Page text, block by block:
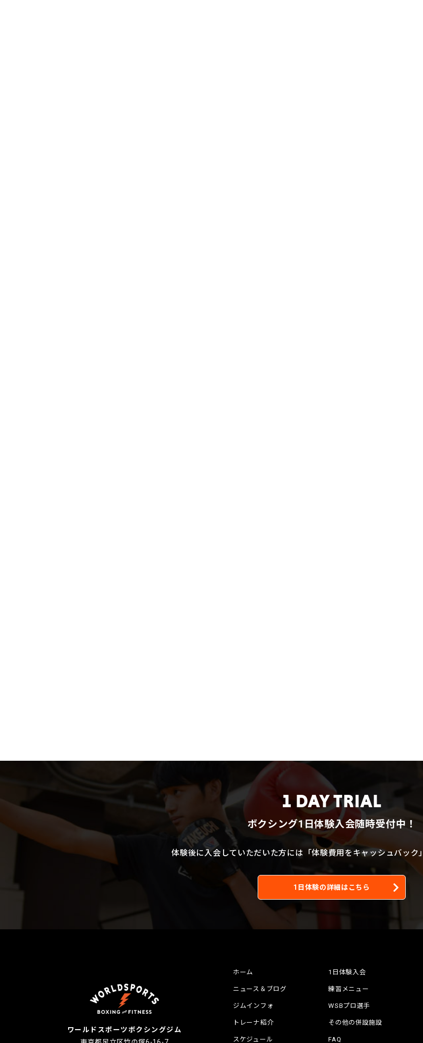
1 DAY TRIAL
ボクシング1日体験入会随時受付中！
体験後に入会していただいた方には 「体験費用をキャッシュバック」
1日体験の詳細はこちら
ホーム 1日体験入会
ニュース＆ブログ 練習メニュー
ジムインフォ WSBプロ選手
トレーナ紹介 その他の併設施設
スケジュール FAQ
ワールドスポーツボクシングジム